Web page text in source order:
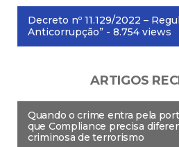
Decreto nº 11.129/2022 –
Anticorrupção” - 8.754 views
ARTIGOS
Quando o crime entra pela
que Compliance precisa
criminosa de terrorismo